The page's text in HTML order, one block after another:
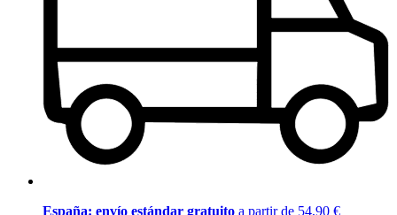
España: envío estándar gratuito a partir de 54,90 €